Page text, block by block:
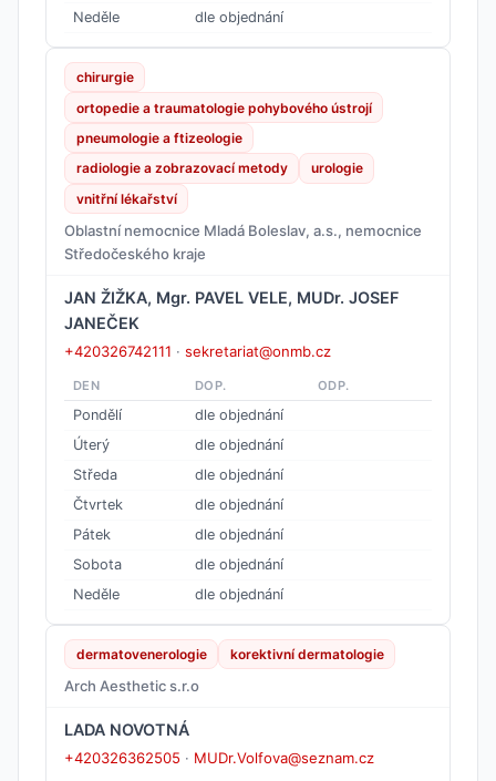
Neděle
dle objednání
chirurgie
ortopedie a traumatologie pohybového ústrojí
pneumologie a ftizeologie
radiologie a zobrazovací metody
urologie
vnitřní lékařství
Oblastní nemocnice Mladá Boleslav, a.s., nemocnice
Středočeského kraje
JAN ŽIŽKA, Mgr. PAVEL VELE, MUDr. JOSEF
JANEČEK
+420326742111 · sekretariat@onmb.cz
DEN DOP. ODP.
Pondělí
dle objednání
Úterý
dle objednání
Středa
dle objednání
Čtvrtek
dle objednání
Pátek
dle objednání
Sobota
dle objednání
Neděle
dle objednání
dermatovenerologie korektivní dermatologie
Arch Aesthetic s.r.o
LADA NOVOTNÁ
+420326362505 · MUDr.Volfova@seznam.cz